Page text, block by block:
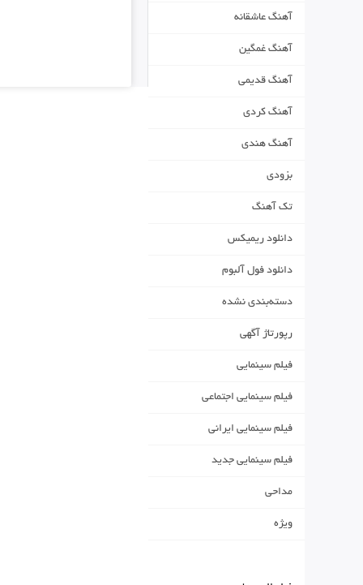
آهنگ عاشقانه
آهنگ غمگین
آهنگ قدیمی
آهنگ کردی
آهنگ هندی
بزودی
تک آهنگ
دانلود ریمیکس
دانلود فول آلبوم
دسته‌بندی نشده
رپورتاژ آگهی
فیلم سینمایی
فیلم سینمایی اجتماعی
فیلم سینمایی ایرانی
فیلم سینمایی جدید
مداحی
ویژه